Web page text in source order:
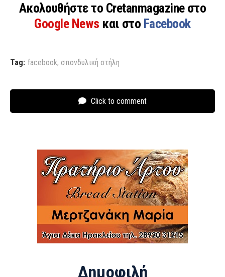
Ακολουθήστε το Cretanmagazine στο
Google News και στο Facebook
Tag: facebook, σπονδυλική στήλη
Click to comment
Δημοφιλή